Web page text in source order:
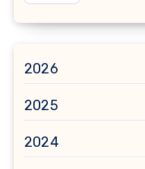
2026
2025
2024